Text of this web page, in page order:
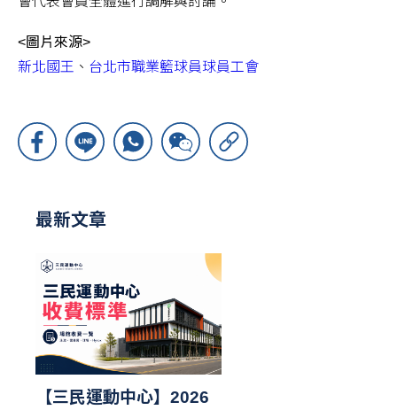
<圖片來源>
新北國王 、 台北市職業籃球員球員工會
最新文章
【三民運動中心】2026